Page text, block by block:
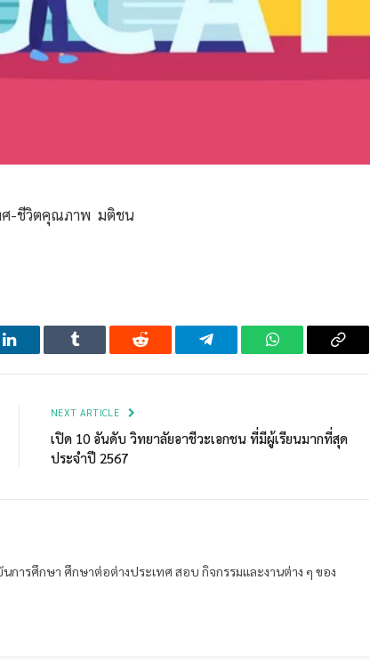
ศ-ชีวิตคุณภาพ มติชน
LinkedIn Tumblr Reddit Telegram WhatsAppCopy
NEXT ARTICLE
เปิด 10 อันดับ วิทยาลัยอาชีวะเอกชน ที่มีผู้เรียนมากที่สุด
ประจำปี 2567
นการศึกษา ศึกษาต่อต่างประเทศ สอบ กิจกรรมและงานต่าง ๆ ของ